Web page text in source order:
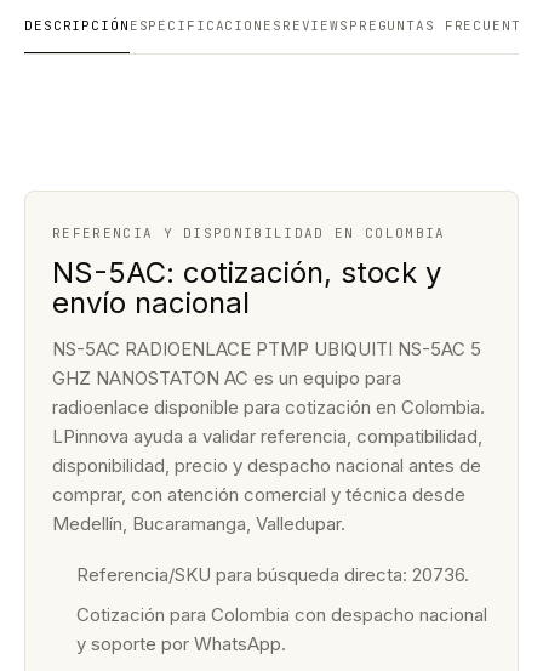
DESCRIPCIÓN ESPECIFICACIONES REVIEWS PREGUNTAS FRECUENTES
REFERENCIA Y DISPONIBILIDAD EN COLOMBIA
NS-5AC: cotización, stock y
envío nacional
NS-5AC RADIOENLACE PTMP UBIQUITI NS-5AC 5
GHZ NANOSTATON AC es un equipo para
radioenlace disponible para cotización en Colombia.
LPinnova ayuda a validar referencia, compatibilidad,
disponibilidad, precio y despacho nacional antes de
comprar, con atención comercial y técnica desde
Medellín, Bucaramanga, Valledupar.
Referencia/SKU para búsqueda directa: 20736.
Cotización para Colombia con despacho nacional
y soporte por WhatsApp.